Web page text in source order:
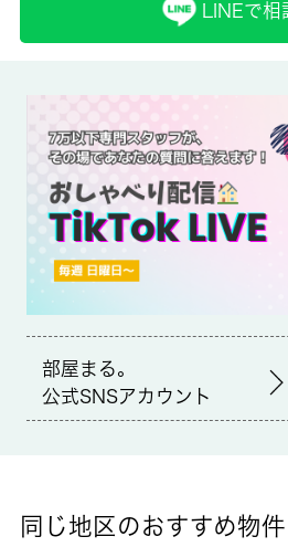
はエアコン・バストイレ別などが揃っ
やすいお部屋になります。こちらの
す。より詳しい情報や内見のご予約
連絡ください。板橋区を中心に不動産
ます。
LINEで
部屋まる。
公式SNSアカウント
同じ地区のおすすめ物件